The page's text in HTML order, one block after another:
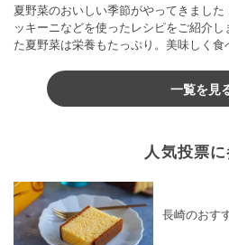
夏野菜のおいしい季節がやってきまし
ッキーニなどを使ったレシピをご紹介
た夏野菜は栄養もたっぷり。美味しく
一覧を見
人気投票
長崎のおす